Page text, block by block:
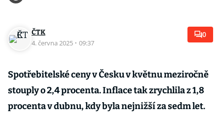
ČTK
4. června 2025 · 09:37
0
Spotřebitelské ceny v Česku v květnu meziročně
stouply o 2,4 procenta. Inflace tak zrychlila z 1,8
procenta v dubnu, kdy byla nejnižší za sedm let.